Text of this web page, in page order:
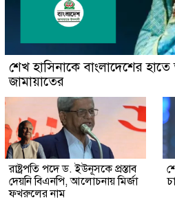
শেখ হাসিনাকে বাংলাদেশের
জামায়াতের
রাষ্ট্রপতি পদে ড. ইউনূসকে প্রস্তাব
দেয়নি বিএনপি, আলোচনায় মির্জা
ফখরুলের নাম